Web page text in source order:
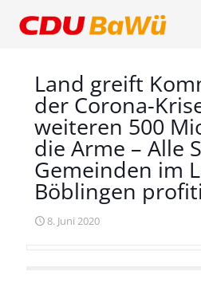
Land greift
der Corona-
weiteren 500
die Arme – Alle
Gemeinden im
Böblingen
8. Juni 2020